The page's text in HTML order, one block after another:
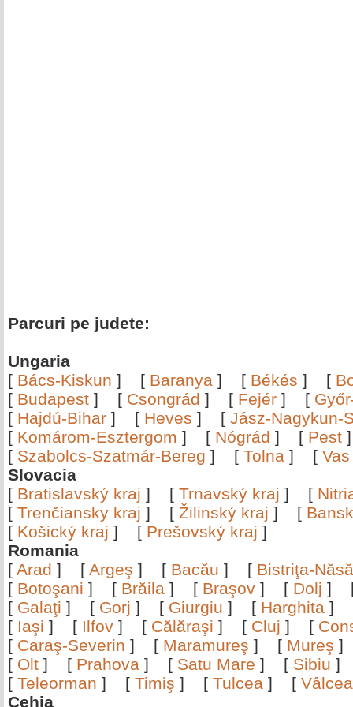
Parcuri pe judete:
Ungaria
[ Bács-Kiskun ] [ Baranya ] [ Békés ] [
[ Budapest ] [ Csongrád ] [ Fejér ] [
[ Hajdú-Bihar ] [ Heves ] [ Jász-Nagykun-
[ Komárom-Esztergom ] [ Nógrád ] [ Pest
[ Szabolcs-Szatmár-Bereg ] [ Tolna ] [ Vas
Slovacia
[ Bratislavský kraj ] [ Trnavský kraj ] [
[ Trenčiansky kraj ] [ Žilinský kraj ] [
[ Košický kraj ] [ Prešovský kraj ]
Romania
[ Arad ] [ Argeş ] [ Bacău ] [ Bistriţa-
[ Botoşani ] [ Brăila ] [ Braşov ] [ Dolj ]
[ Galaţi ] [ Gorj ] [ Giurgiu ] [ Harghita ]
[ Iaşi ] [ Ilfov ] [ Călăraşi ] [ Cluj ] [
[ Caraş-Severin ] [ Maramureş ] [ Mureş
[ Olt ] [ Prahova ] [ Satu Mare ] [ Sibiu
[ Teleorman ] [ Timiş ] [ Tulcea ] [
Cehia